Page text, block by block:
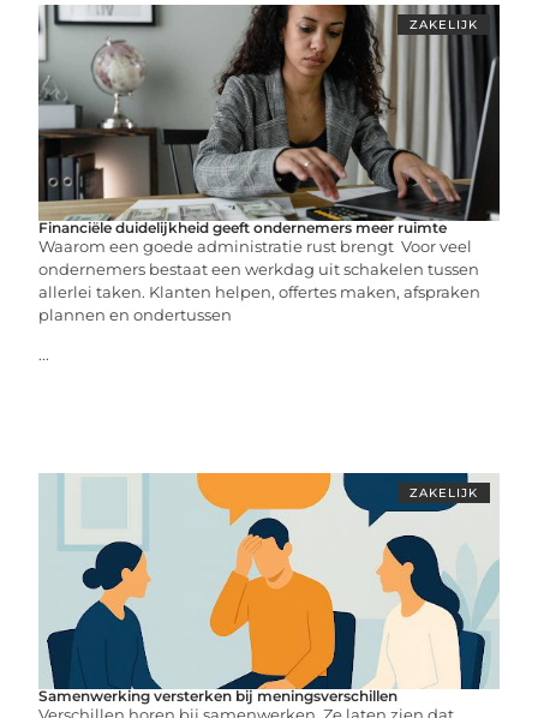
ZAKELIJK
Financiële duidelijkheid geeft ondernemers meer ruimte
Waarom een goede administratie rust brengt Voor veel
ondernemers bestaat een werkdag uit schakelen tussen
allerlei taken. Klanten helpen, offertes maken, afspraken
plannen en ondertussen
...
ZAKELIJK
Samenwerking versterken bij meningsverschillen